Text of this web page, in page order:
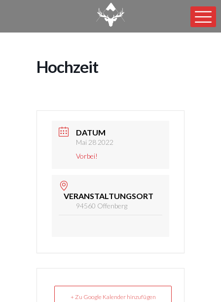
Hochzeit
DATUM
Mai 28 2022
Vorbei!
VERANSTALTUNGSORT
94560 Offenberg
+ Zu Google Kalender hinzufügen